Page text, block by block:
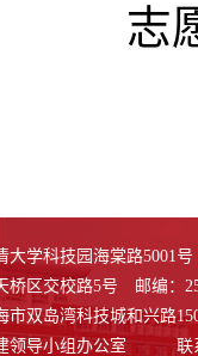
志
学科技园海棠路5001号
桥区交校路5号 邮编：
市双岛湾科技城和兴路
领导小组办公室 联系